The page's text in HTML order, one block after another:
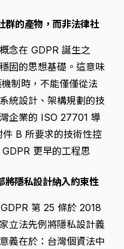
群的產物，而非法律社
念在 GDPR 誕生之
固的思想基礎。這意味
制時，不能僅僅從法
統設計、架構規劃的技
企業的 ISO 27701 導
B 所要求的技術性控
更早的工程思
將隱私設計納入約束性
第 25 條於 2018
立法先例將隱私設計義
義在於：台灣個資法中